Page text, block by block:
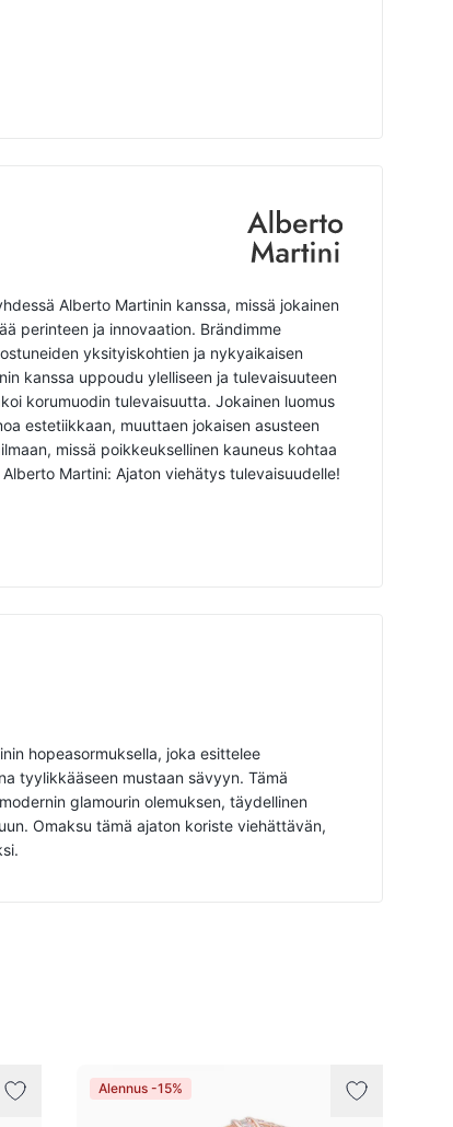
Alberto Martinin kanssa, missä jokainen
perinteen ja innovaation. Brändimme
yksityiskohtien ja nykyaikaisen
kanssa uppoudu ylelliseen ja tulevaisuuteen
korumuodin tulevaisuutta. Jokainen luomus
estetiikkaan, muuttaen jokaisen asusteen
missä poikkeuksellinen kauneus kohtaa
Martini: Ajaton viehätys tulevaisuudelle!
hopeasormuksella, joka esittelee
tyylikkääseen mustaan sävyyn. Tämä
glamourin olemuksen, täydellinen
Omaksu tämä ajaton koriste viehättävän,
Alennus -15%